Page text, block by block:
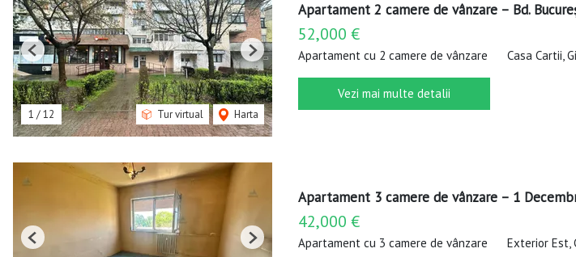
1 /12 Tur virtual Harta
Previous Next
Apartament 2 camere de vânzare – Bd.
52,000 €
Apartament cu 2 camere de vânzare Casa Cartii,
Vezi mai multe detalii
Previous Next
Apartament 3 camere de vânzare – 1
42,000 €
Apartament cu 3 camere de vânzare Exterior Est,